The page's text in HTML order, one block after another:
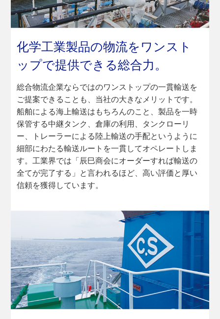
化学工業製品の物流を ワンスト
ップで提供できる総合力。
総合物流企業ならではのワンストップの一貫輸送を
ご提案できることも、当社の大きなメリットです。
船舶による海上輸送はもちろんのこと、製品を一時
保管する中継タンク、倉庫の利用、タンクローリ
ー、トレーラーによる陸上輸送の手配というように
細部にわたる輸送ルートを一貫してオペレートしま
す。工業界では「辰巳商会にオーダーすれば輸送の
全てが完了する」と言われるほど、高い評価と厚い
信頼を獲得しています。